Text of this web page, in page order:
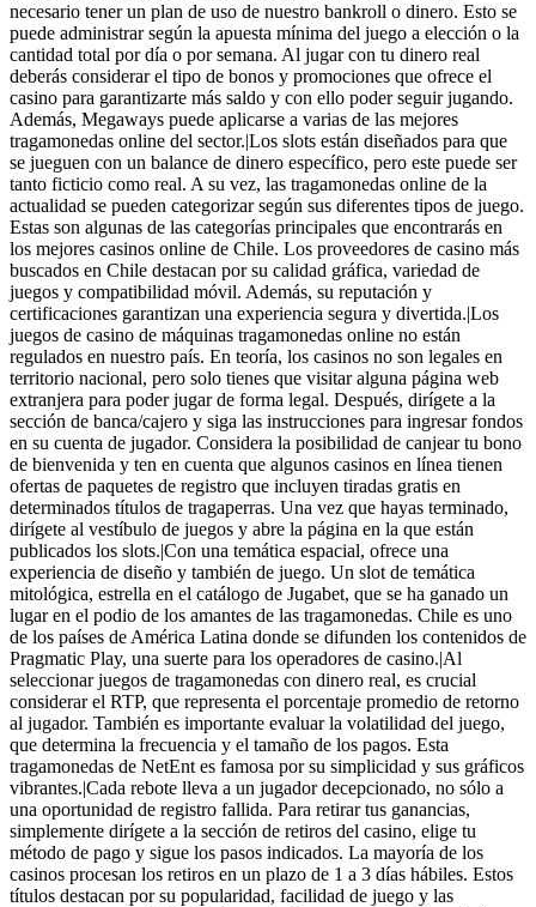
necesario tener un plan de uso de nuestro bankroll o dinero. Esto se
puede administrar según la apuesta mínima del juego a elección o la
cantidad total por día o por semana. Al jugar con tu dinero real
deberás considerar el tipo de bonos y promociones que ofrece el
casino para garantizarte más saldo y con ello poder seguir jugando.
Además, Megaways puede aplicarse a varias de las mejores
tragamonedas online del sector.|Los slots están diseñados para que
se jueguen con un balance de dinero específico, pero este puede ser
tanto ficticio como real. A su vez, las tragamonedas online de la
actualidad se pueden categorizar según sus diferentes tipos de juego.
Estas son algunas de las categorías principales que encontrarás en
los mejores casinos online de Chile. Los proveedores de casino más
buscados en Chile destacan por su calidad gráfica, variedad de
juegos y compatibilidad móvil. Además, su reputación y
certificaciones garantizan una experiencia segura y divertida.|Los
juegos de casino de máquinas tragamonedas online no están
regulados en nuestro país. En teoría, los casinos no son legales en
territorio nacional, pero solo tienes que visitar alguna página web
extranjera para poder jugar de forma legal. Después, dirígete a la
sección de banca/cajero y siga las instrucciones para ingresar fondos
en su cuenta de jugador. Considera la posibilidad de canjear tu bono
de bienvenida y ten en cuenta que algunos casinos en línea tienen
ofertas de paquetes de registro que incluyen tiradas gratis en
determinados títulos de tragaperras. Una vez que hayas terminado,
dirígete al vestíbulo de juegos y abre la página en la que están
publicados los slots.|Con una temática espacial, ofrece una
experiencia de diseño y también de juego. Un slot de temática
mitológica, estrella en el catálogo de Jugabet, que se ha ganado un
lugar en el podio de los amantes de las tragamonedas. Chile es uno
de los países de América Latina donde se difunden los contenidos de
Pragmatic Play, una suerte para los operadores de casino.|Al
seleccionar juegos de tragamonedas con dinero real, es crucial
considerar el RTP, que representa el porcentaje promedio de retorno
al jugador. También es importante evaluar la volatilidad del juego,
que determina la frecuencia y el tamaño de los pagos. Esta
tragamonedas de NetEnt es famosa por su simplicidad y sus gráficos
vibrantes.|Cada rebote lleva a un jugador decepcionado, no sólo a
una oportunidad de registro fallida. Para retirar tus ganancias,
simplemente dirígete a la sección de retiros del casino, elige tu
método de pago y sigue los pasos indicados. La mayoría de los
casinos procesan los retiros en un plazo de 1 a 3 días hábiles. Estos
títulos destacan por su popularidad, facilidad de juego y las